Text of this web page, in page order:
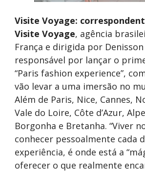
Visite Voyage:
Visite Voyage, agência
França e dirigida por
responsável por lançar o
“Paris fashion experience”,
vão levar a uma imersão no
Além de Paris, Nice, Cannes,
Vale do Loire, Côte d’Azur,
Borgonha e Bretanha. “Viver
conhecer pessoalmente cada
experiência, é onde está a
oferecer o que realmente